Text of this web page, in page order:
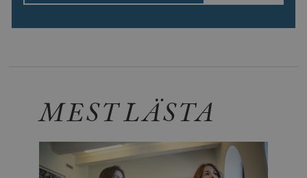
MEST LÄSTA